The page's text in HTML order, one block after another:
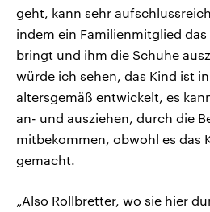
geht, kann sehr
indem ein Familienmitglied das
bringt und ihm die Schuhe
würde ich sehen, das Kind ist
altersgemäß entwickelt, es
an- und ausziehen, durch die
mitbekommen, obwohl es das
gemacht.
„Also Rollbretter, wo sie hier